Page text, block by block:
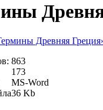
Древняя
863
173
MS-Word
36 Kb